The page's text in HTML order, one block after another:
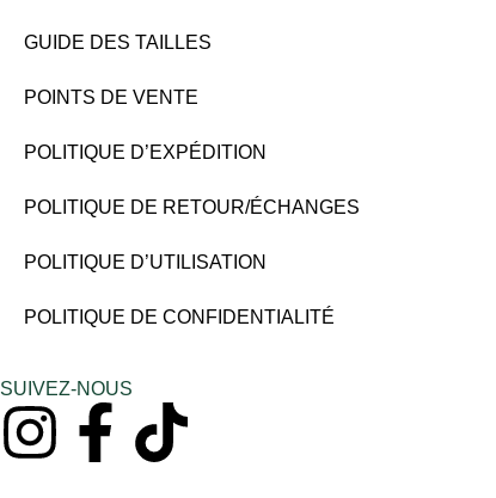
GUIDE DES TAILLES
POINTS DE VENTE
POLITIQUE D’EXPÉDITION
POLITIQUE DE RETOUR/ÉCHANGES
POLITIQUE D’UTILISATION
POLITIQUE DE CONFIDENTIALITÉ
SUIVEZ-NOUS